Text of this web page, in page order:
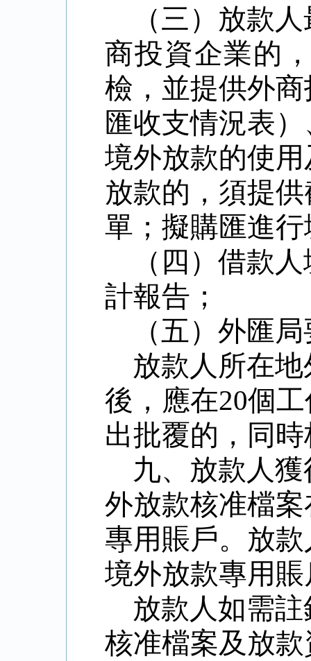
（三）放款
商投資企業的
檢，並提供外
匯收支情況表
境外放款的使
放款的，須提
單；擬購匯進
（四）借款
計報告；
（五）外匯
放款人所在
後，應在20個
出批覆的，同
九、放款人
外放款核准檔
專用賬戶。放
境外放款專用
放款人如需
核准檔案及放